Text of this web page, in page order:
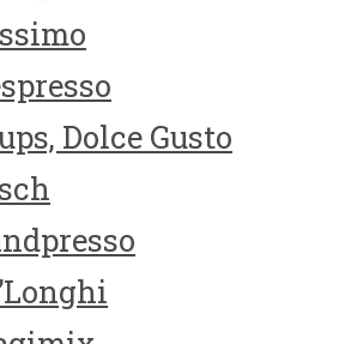
Dolce Gusto